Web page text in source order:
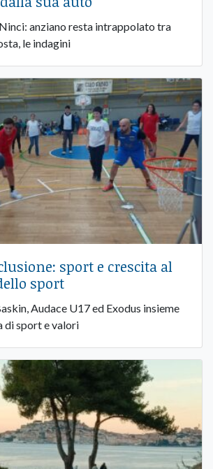
anziano resta intrappolato tra
le indagini
sport e crescita al
sport
Audace U17 ed Exodus insieme
di sport e valori